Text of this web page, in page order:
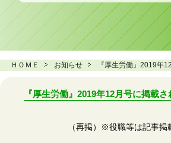
ＨＯＭＥ お知らせ 『厚生労働』2019年
『厚生労働』2019年12月号に掲載
（再掲）※役職等は記事掲